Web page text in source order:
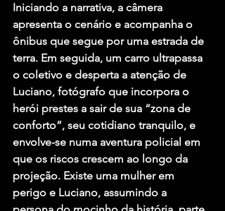
Iniciando a narrativa, a câmera
apresenta o cenário e acompanha o
ônibus que segue por uma estrada de
terra. Em seguida, um carro ultrapassa
o coletivo e desperta a atenção de
Luciano, fotógrafo que incorpora o
herói prestes a sair de sua “zona de
conforto”, seu cotidiano tranquilo, e
envolve-se numa aventura policial em
que os riscos crescem ao longo da
projeção. Existe uma mulher em
perigo e Luciano, assumindo a